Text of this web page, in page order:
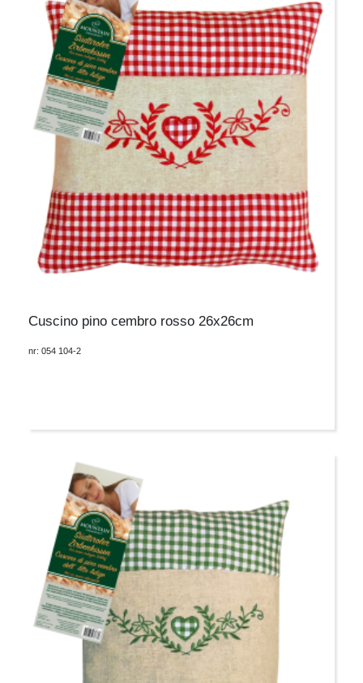
Cuscino pino cembro rosso 26x26cm
nr: 054 104-2